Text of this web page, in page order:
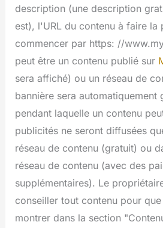
description (une description
est), l'URL du contenu à faire
commencer par https: //
peut être un contenu publié sur
sera affiché) ou un réseau de
bannière sera automatiquement
pendant laquelle un contenu
publicités ne seront diffusées
réseau de contenu (gratuit) ou
réseau de contenu (avec des
supplémentaires). Le
conseiller tout contenu pour
montrer dans la section